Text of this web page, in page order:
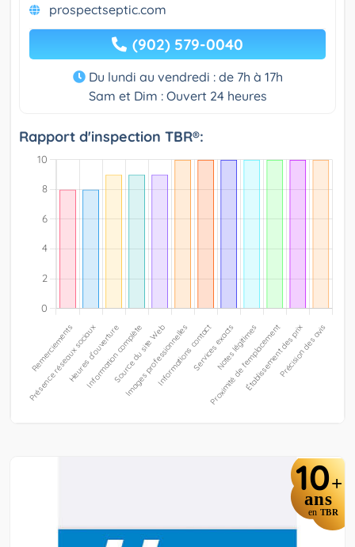
prospectseptic.com
(902) 579-0040
Du lundi au vendredi : de 7h à 17h
Sam et Dim : Ouvert 24 heures
Rapport d'inspection TBR®:
10+
ans
en TBR